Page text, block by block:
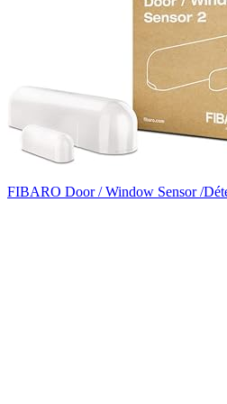
FIBARO Door / Window Sensor /